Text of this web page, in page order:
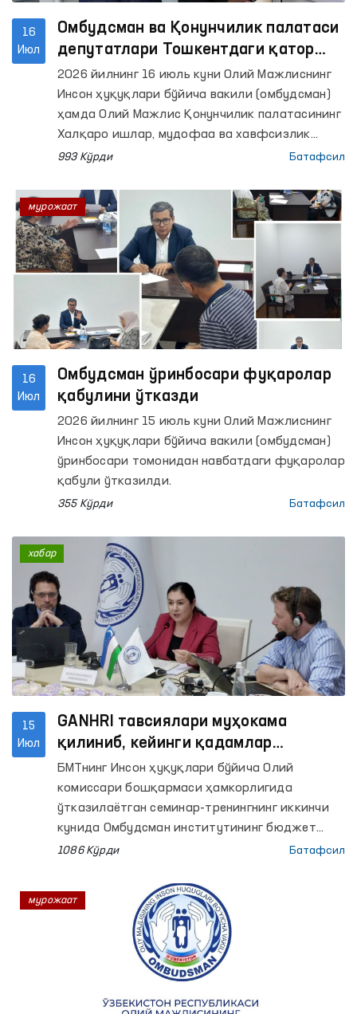
16
Июл
Омбудсман ва Қонунчилик палатаси
депутатлари Тошкентдаги қатор
ёпиқ муассасаларда мониторинг
ўтказди
2026 йилнинг 16 июль куни Олий Мажлиснинг
Инсон ҳуқуқлари бўйича вакили (омбудсман)
ҳамда Олий Мажлис Қонунчилик палатасининг
Халқаро ишлар, мудофаа ва хавфсизлик
масалалари қўмитаси депутатлари томонидан
қамоққа олинган шахсларни сақлаш учун
мўлжалланган махсус қабулхона ҳамда
Муайян яшаш жойига эга бўлмаган шахсларни
реабилитация қилиш марказида мониторинг
ташрифлари амалга оширилди.
993 Кўрди Батафсил
16
Июл
Омбудсман ўринбосари фуқаролар
қабулини ўтказди
2026 йилнинг 15 июль куни Олий Мажлиснинг
Инсон ҳуқуқлари бўйича вакили (омбудсман)
ўринбосари томонидан навбатдаги фуқаролар
қабули ўтказилди.
355 Кўрди Батафсил
мурожаат
15
Июл
GANHRI тавсиялари муҳокама
қилиниб, кейинги қадамлар
белгилаб олинди
БМТнинг Инсон ҳуқуқлари бўйича Олий
комиссари бошқармаси ҳамкорлигида
ўтказилаётган семинар-тренингнинг иккинчи
кунида Омбудсман институтининг бюджет
жараёни, стратегик ривожланиш режаси,
фаолияти ҳамда институционал салоҳияти
бўйича тақдимотлар намойиш этилди.
Шунингдек, иштирокчилар билан
аккредитация жараёнининг асосий талаблари
юзасидан савол-жавоб ва фикр алмашувлар
1086 Кўрди Батафсил
хабар
мурожаат